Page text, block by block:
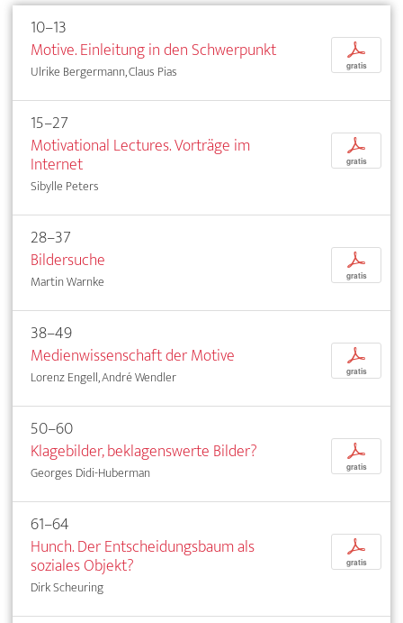
10–13
Motive. Einleitung in den Schwerpunkt
Ulrike Bergermann, Claus Pias
p
gratis
15–27
Motivational Lectures. Vorträge im
Internet
Sibylle Peters
p
gratis
28–37
Bildersuche
Martin Warnke
p
gratis
38–49
Medienwissenschaft der Motive
Lorenz Engell, André Wendler
p
gratis
50–60
Klagebilder, beklagenswerte Bilder?
Georges Didi-Huberman
p
gratis
61–64
Hunch. Der Entscheidungsbaum als
soziales Objekt?
Dirk Scheuring
p
gratis